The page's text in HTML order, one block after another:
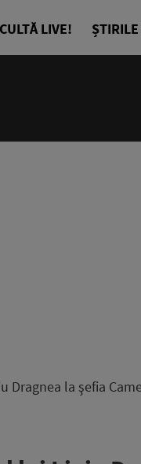
LIVE!
Dragnea la şefia